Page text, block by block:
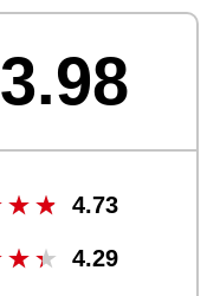
3.98
4.73
4.29